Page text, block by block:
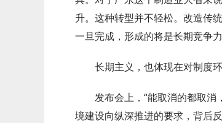
升。这种转型并不轻松。改造传
一旦完成，形成的将是长期竞争力
长期主义，也体现在对制度
发布会上，“能取消的都取
境建设向纵深推进的要求，背后